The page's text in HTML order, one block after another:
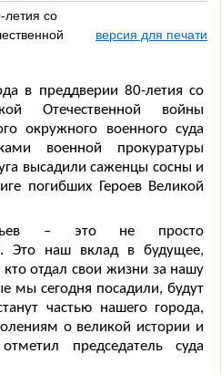
летия со
версия для печати
в преддверии 80-летия со
Отечественной войны
окружного военного суда
военной прокуратуры
высадили саженцы сосны и
погибших Героев Великой
– это не просто
Это наш вклад в будущее,
отдал свои жизни за нашу
мы сегодня посадили, будут
частью нашего города,
о великой истории и
председатель суда